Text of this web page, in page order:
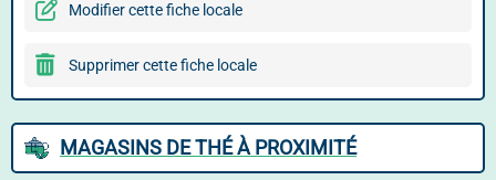
Modifier cette fiche locale
Supprimer cette fiche locale
MAGASINS DE THÉ À PROXIMITÉ